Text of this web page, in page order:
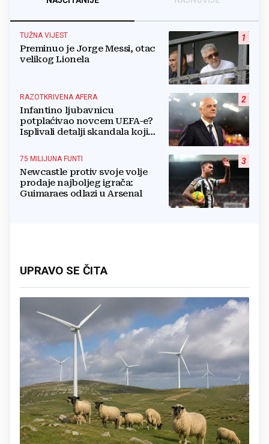
1
TUŽNA VIJEST
Preminuo je Jorge Messi, otac
velikog Lionela
2
RAZOTKRIVENA AFERA
Infantino ljubavnicu
potplaćivao novcem UEFA-e?
Isplivali detalji skandala koji
3
75 MILIJUNA FUNTI
Newcastle protiv svoje volje
prodaje najboljeg igrača:
Guimaraes odlazi u Arsenal
UPRAVO SE ČITA